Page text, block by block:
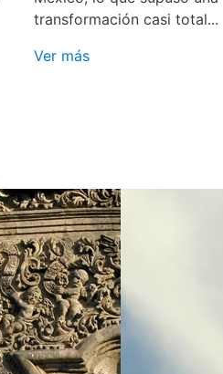
transformación casi total...
Ver más